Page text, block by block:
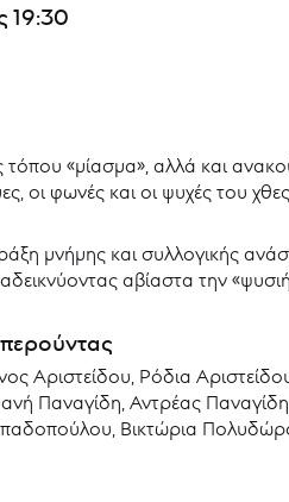
19:30
«μίασμα», αλλά και
οι φωνές και οι ψυχές του
μνήμης και συλλογικής
αβίαστα την
Αριστείδου, Ρόδια
Παναγίδη, Αντρέας
Βικτώρια